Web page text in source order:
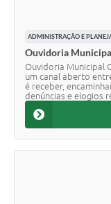
ADMINISTRAÇÃO E
Ouvidoria
Ouvidoria Municipal
um canal aberto
é receber,
denúncias e elogios